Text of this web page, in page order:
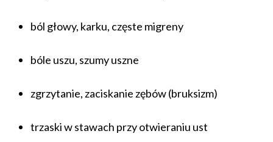
ból głowy, karku, częste migreny
bóle uszu, szumy uszne
zgrzytanie, zaciskanie zębów (bruksizm)
trzaski w stawach przy otwieraniu ust